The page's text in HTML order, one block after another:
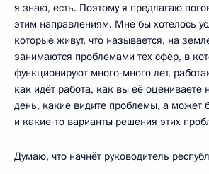
я знаю, есть. Поэтому я предлагаю
этим направлениям. Мне бы хотелось
которые живут, что называется, на
занимаются проблемами тех сфер, в
функционируют много-много лет,
как идёт работа, как вы её оцениваете
день, какие видите проблемы, а может
и какие‑то варианты решения этих
Думаю, что начнёт руководитель